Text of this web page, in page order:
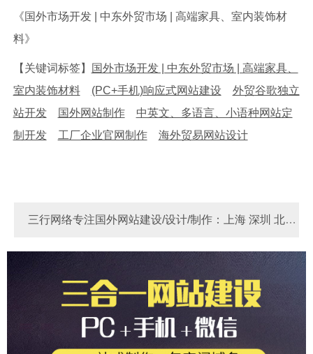
《国外市场开发 | 中东外贸市场 | 高端家具、室内装饰材
料》
【关键词标签】
国外市场开发 | 中东外贸市场 | 高端家具、
室内装饰材料
(PC+手机)响应式网站建设
外贸谷歌独立
站开发
国外网站制作
中英文、多语言、小语种网站定
制开发
工厂企业官网制作 海外贸易网站设计
三行网络专注国外网站建设/设计/制作：上海 深圳 北京
河南 河北 苏州 东莞 宁波 广州 厦门 青岛 天津 成都 重庆
杭州 无锡 佛山 南京 郑州 大连 烟台 西安
Link 做国外网站多少费用？ 国外网站制作 国外独
立站 - 锚定全球客群，实现外贸飞跃！ 做国外网站多少
钱？国外网站制作价格费用